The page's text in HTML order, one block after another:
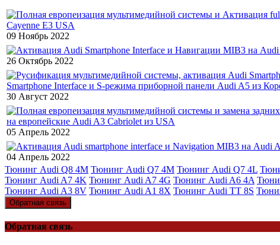
Cayenne E3 USA
09 Ноябрь 2022
26 Октябрь 2022
Smartphone Interface и S-режима приборной панели Audi A5 из
30 Август 2022
на европейские Audi A3 Cabriolet из USA
05 Апрель 2022
04 Апрель 2022
Тюнинг Audi Q8 4M Тюнинг Audi Q7 4M Тюнинг Audi Q7 4L
Тюнинг Audi A7 4K Тюнинг Audi A7 4G Тюнинг Audi A6 4A
Тюнинг Audi A3 8V Тюнинг Audi A1 8X Тюнинг Audi TT 8S
Обратная связь
Обратная связь